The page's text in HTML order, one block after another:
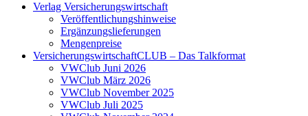
Verlag Versicherungswirtschaft
Veröffentlichungshinweise
Ergänzungslieferungen
Mengenpreise
VersicherungswirtschaftCLUB – Das Talkformat
VWClub Juni 2026
VWClub März 2026
VWClub November 2025
VWClub Juli 2025